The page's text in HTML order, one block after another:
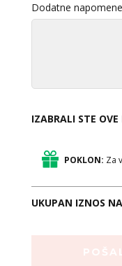
Dodatne
IZABRALI STE OVE
POKLON: Za
UKUPAN IZNOS